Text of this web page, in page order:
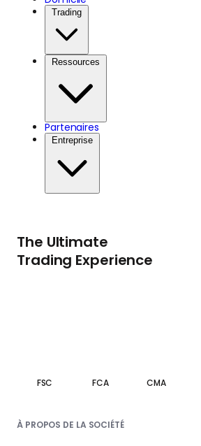
Trading
Ressources
Partenaires
Entreprise
The Ultimate
Trading Experience
FSC FCA CMA
À PROPOS DE LA SOCIÉTÉ